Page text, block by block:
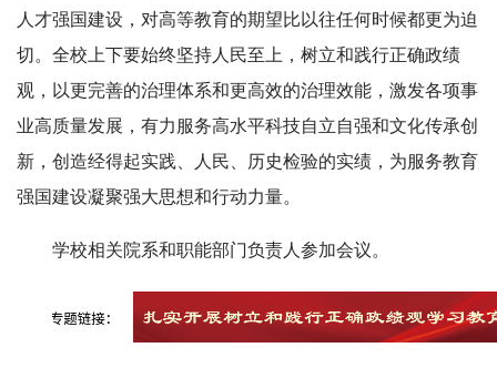
人才强国建设，对高等教育的期望比以往任何时候都更为迫
切。全校上下要始终坚持人民至上，树立和践行正确政绩
观，以更完善的治理体系和更高效的治理效能，激发各项事
业高质量发展，有力服务高水平科技自立自强和文化传承创
新，创造经得起实践、人民、历史检验的实绩，为服务教育
强国建设凝聚强大思想和行动力量。
学校相关院系和职能部门负责人参加会议。